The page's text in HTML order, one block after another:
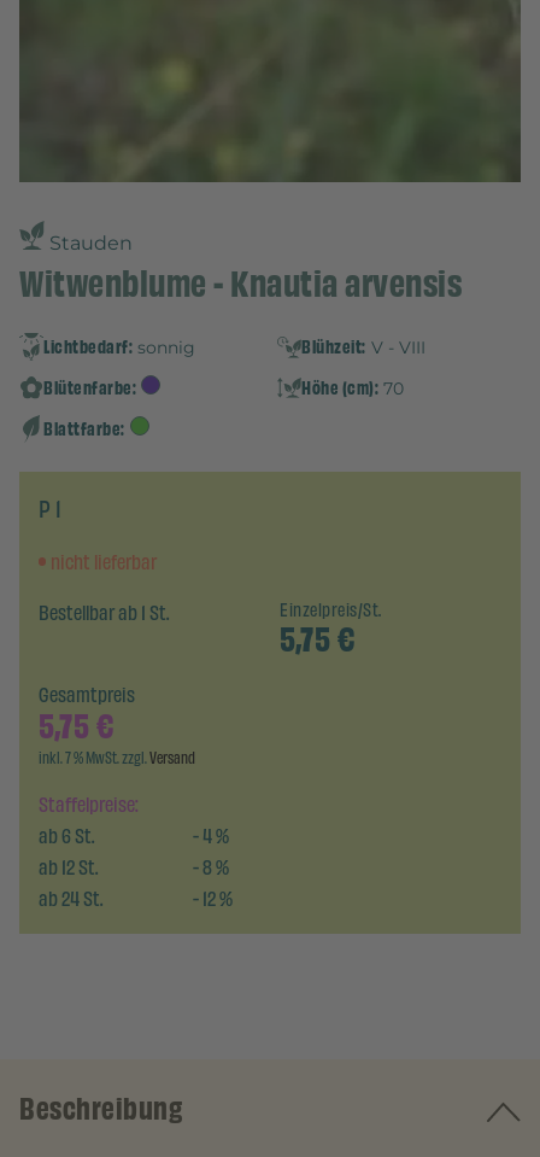
Stauden
Witwenblume - Knautia arvensis
Lichtbedarf: sonnig Blühzeit: V - VIII
Blütenfarbe: Höhe (cm): 70
Blattfarbe:
P 1
nicht lieferbar
Bestellbar ab 1 St.
Einzelpreis/St.
5,75€
Staffelpreise:
ab6St. -4%
ab12St. -8%
ab24St. -12%
Gesamtpreis
5,75€
inkl. 7 % MwSt. zzgl.Versand
Beschreibung